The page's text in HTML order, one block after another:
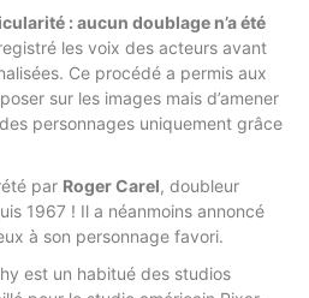
: aucun doublage n’a été
les voix des acteurs avant
Ce procédé a permis aux
sur les images mais d’amener
personnages uniquement grâce
par Roger Carel, doubleur
1967 ! Il a néanmoins annoncé
à son personnage favori.
est un habitué des studios